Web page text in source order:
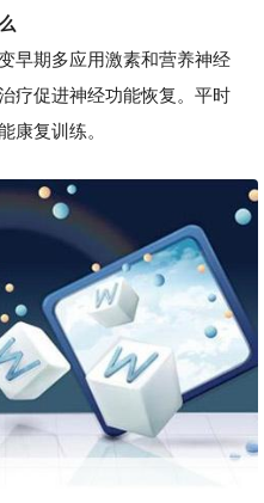
期多应用激素和营养神经
疗促进神经功能恢复。平时
康复训练。